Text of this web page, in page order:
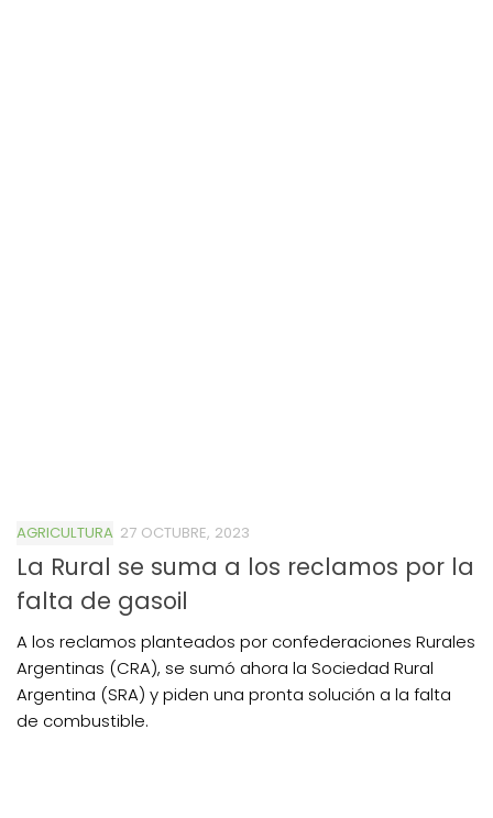
AGRICULTURA 27 OCTUBRE, 2023
La Rural se suma a los reclamos por la
falta de gasoil
A los reclamos planteados por confederaciones Rurales
Argentinas (CRA), se sumó ahora la Sociedad Rural
Argentina (SRA) y piden una pronta solución a la falta
de combustible.